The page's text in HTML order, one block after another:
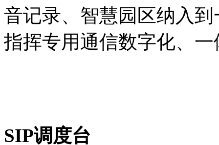
音记录、智慧园区纳入
指挥专用通信数字化、一
SIP调度台